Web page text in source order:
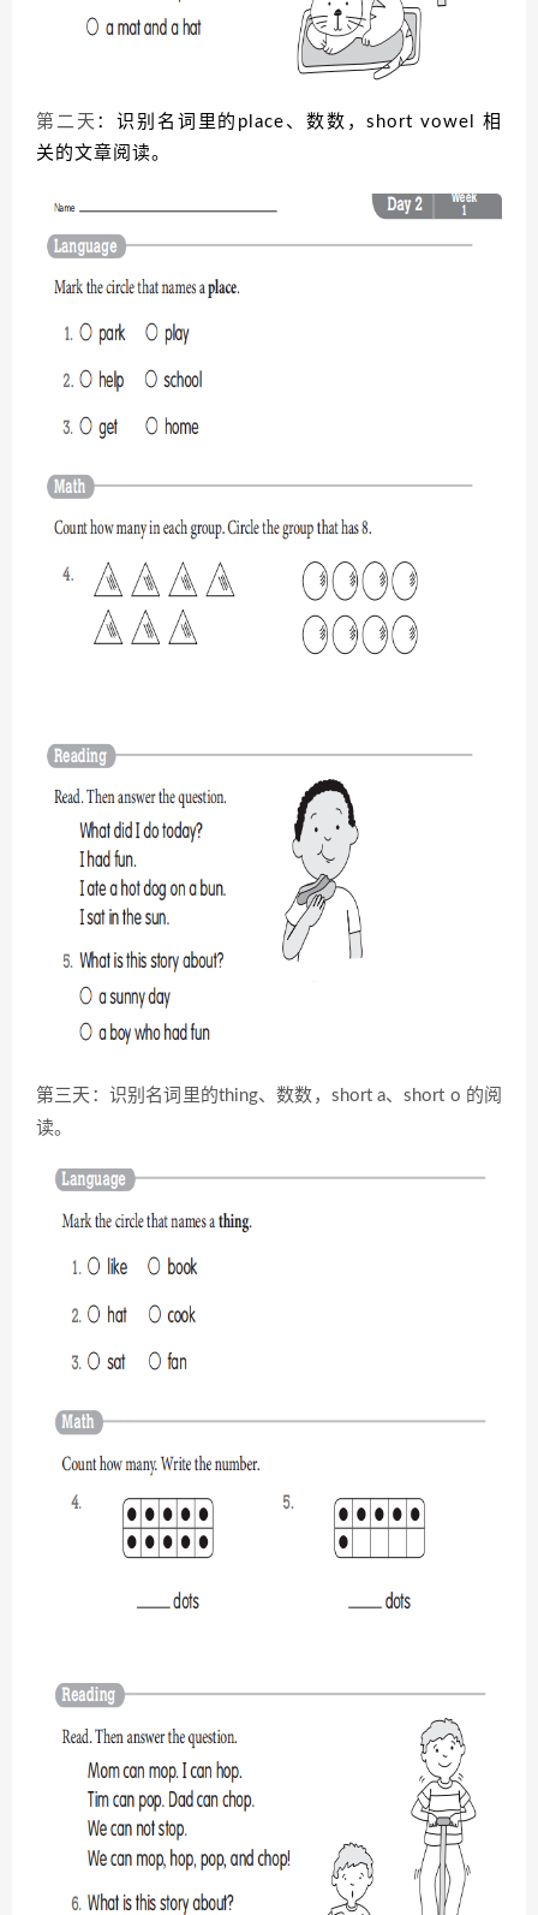
第二天 ：识别名词里的place、数数，short vowel 相
关的文章阅读。
第三天：识别名词里的thing、数数，short a、short o 的阅
读。